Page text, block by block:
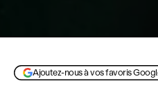
Ajoutez-nous à vos favoris